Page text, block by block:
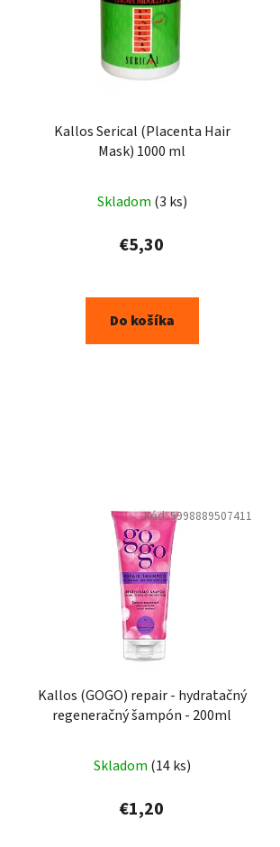
Kallos Serical (Placenta Hair
Mask) 1000 ml
Skladom (3 ks)
€5,30
Do košíka
Kallos (GOGO) repair - hydratačný
regeneračný šampón - 200ml
Skladom (14 ks)
€1,20
Kód:5998889507411